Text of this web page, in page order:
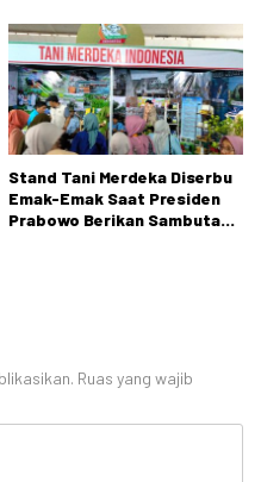
Stand Tani Merdeka Diserbu
Emak-Emak Saat Presiden
Prabowo Berikan Sambutan
Ruas yang wajib